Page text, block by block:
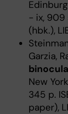
- ix, 909
(hbk.),
Garzia,
New
345 p.
paper),